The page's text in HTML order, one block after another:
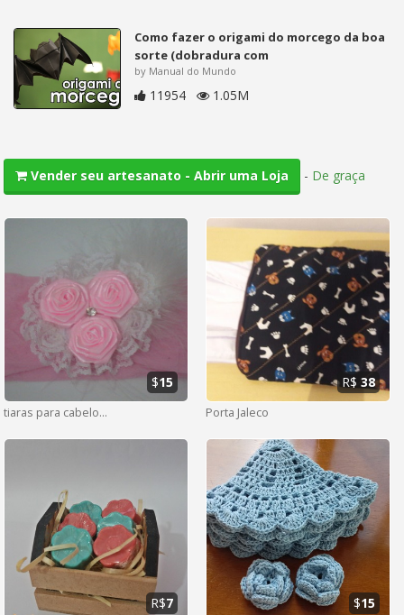
Como fazer o origami do morcego da boa
sorte (dobradura com
by Manual do Mundo
11954 1.05M
Vender seu artesanato - Abrir uma Loja - De graça
tiaras para cabelo...
$15
Porta Jaleco
R$ 38
R$7 $15